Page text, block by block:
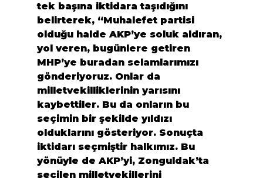
tek başına iktidara taşıdığını
belirterek, “Muhalefet partisi
olduğu halde AKP’ye soluk aldıran,
yol veren, bugünlere getiren
MHP’ye buradan selamlarımızı
gönderiyoruz. Onlar da
milletvekilliklerinin yarısını
kaybettiler. Bu da onların bu
seçimin bir şekilde yıldızı
olduklarını gösteriyor. Sonuçta
iktidarı seçmiştir halkımız. Bu
yönüyle de AKP’yi, Zonguldak’ta
seçilen milletvekillerini